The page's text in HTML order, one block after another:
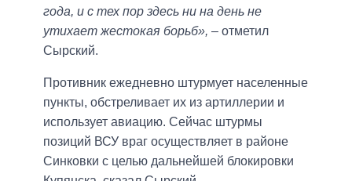
года, и с тех пор здесь ни на день не
утихает жестокая борьб», – отметил
Сырский.
Противник ежедневно штурмует населенные
пункты, обстреливает их из артиллерии и
использует авиацию. Сейчас штурмы
позиций ВСУ враг осуществляет в районе
Синковки с целью дальнейшей блокировки